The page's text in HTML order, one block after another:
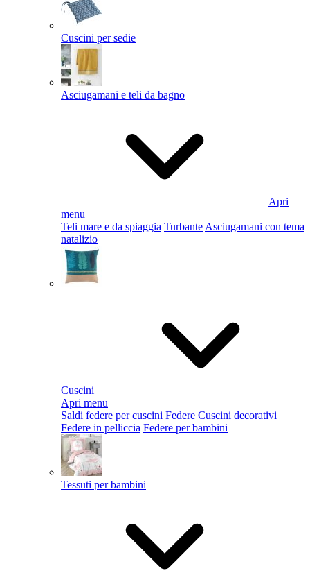
Cuscini per sedie
Asciugamani e teli da bagno
Apri
menu
Teli mare e da spiaggia Turbante Asciugamani con tema
natalizio
Cuscini
Apri menu
Saldi federe per cuscini Federe Cuscini decorativi
Federe in pelliccia Federe per bambini
Tessuti per bambini